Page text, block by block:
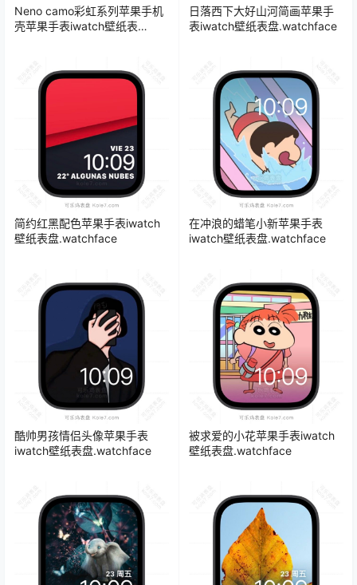
Neno camo彩虹系列苹果手机
壳苹果手表iwatch壁纸表
日落西下大好山河简画苹果手
表iwatch壁纸表盘.watchface
简约红黑配色苹果手表iwatch
壁纸表盘.watchface
在冲浪的蜡笔小新苹果手表
iwatch壁纸表盘.watchface
酷帅男孩情侣头像苹果手表
iwatch壁纸表盘.watchface
被求爱的小花苹果手表iwatch
壁纸表盘.watchface